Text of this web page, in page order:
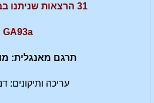
31 הרצאות שניתנו בברלין ב-1905
GA93a
תרגם מאנגלית:
עריכה ותיקונים: